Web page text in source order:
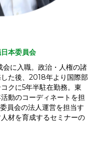
日本委員会
に入職。政治・人権の諸
た後、2018年より国際部
クに5年半駐在勤務。東
動のコーディネートを担
員会の法人運営を担当す
材を育成するセミナーの